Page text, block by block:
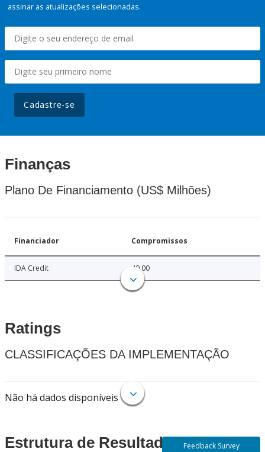
assinar as atualizações selecionadas.
Cadastre-se
Finanças
Plano De Financiamento (US$ Milhões)
Financiador Compromissos
IDA Credit 40.00
Ratings
CLASSIFICAÇÕES DA IMPLEMENTAÇÃO
Não há dados disponíveis
Estrutura de Resultados Feedback Survey